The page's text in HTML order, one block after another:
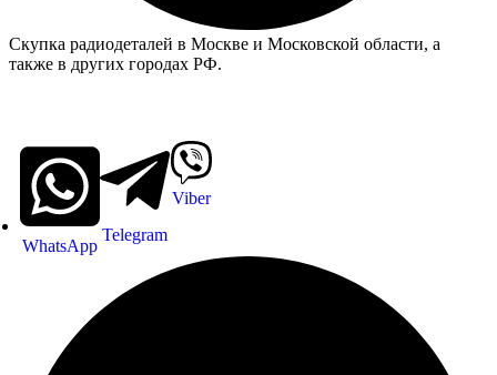
Скупка радиодеталей в Москве и Московской области, а
также в других городах РФ.
WhatsApp
Telegram
Viber